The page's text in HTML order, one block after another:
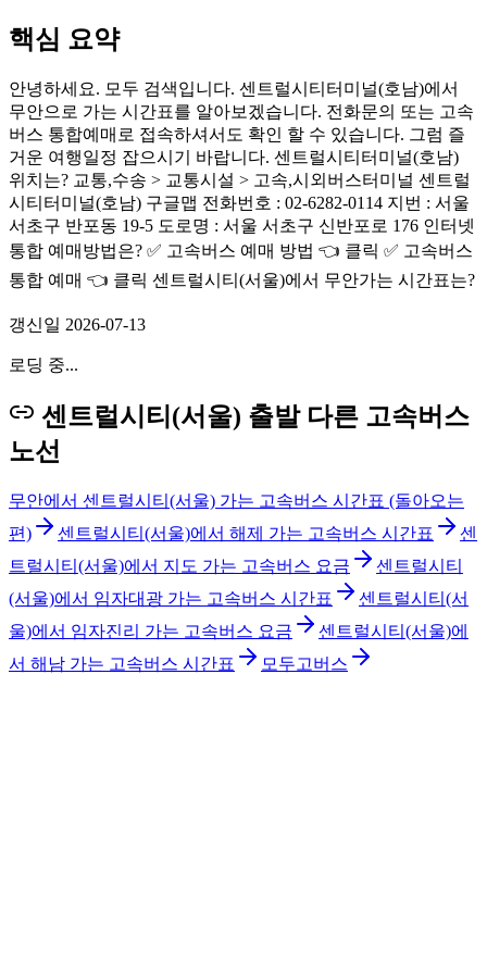
핵심 요약
안녕하세요. 모두 검색입니다. 센트럴시티터미널(호남)에서
무안으로 가는 시간표를 알아보겠습니다. 전화문의 또는 고속
버스 통합예매로 접속하셔서도 확인 할 수 있습니다. 그럼 즐
거운 여행일정 잡으시기 바랍니다. 센트럴시티터미널(호남)
위치는? 교통,수송 > 교통시설 > 고속,시외버스터미널 센트럴
시티터미널(호남) 구글맵 전화번호 : 02-6282-0114 지번 : 서울
서초구 반포동 19-5 도로명 : 서울 서초구 신반포로 176 인터넷
통합 예매방법은? ✅ 고속버스 예매 방법 👈 클릭 ✅ 고속버스
통합 예매 👈 클릭 센트럴시티(서울)에서 무안가는 시간표는?
갱신일 2026-07-13
로딩 중...
센트럴시티(서울) 출발 다른 고속버스
노선
무안에서 센트럴시티(서울) 가는 고속버스 시간표 (돌아오는
편)
센트럴시티(서울)에서 해제 가는 고속버스 시간표
센
트럴시티(서울)에서 지도 가는 고속버스 요금
센트럴시티
(서울)에서 임자대광 가는 고속버스 시간표
센트럴시티(서
울)에서 임자진리 가는 고속버스 요금
센트럴시티(서울)에
서 해남 가는 고속버스 시간표
모두고버스